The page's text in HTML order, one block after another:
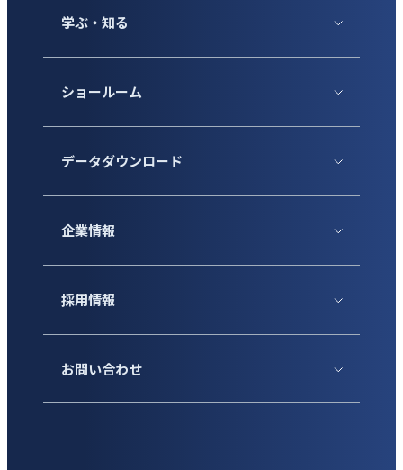
学ぶ・知る
ショールーム
データダウンロード
企業情報
採用情報
お問い合わせ